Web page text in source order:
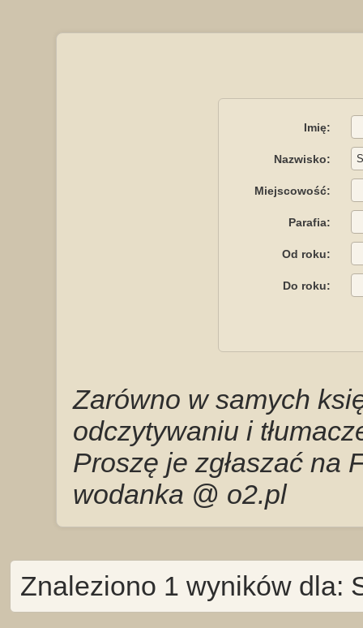
Imię:
Nazwisko:
Miejscowość:
Parafia:
Od roku:
Do roku:
Zarówno w samych
odczytywaniu i
Proszę je zgłaszać na
wodanka @ o2.pl
Znaleziono 1 wyników dla: